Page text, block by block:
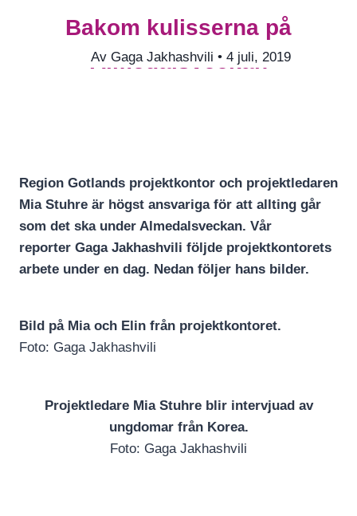
Bakom kulisserna på
Almedalsveckan
Av Gaga Jakhashvili • 4 juli, 2019
Region Gotlands projektkontor och projektledaren
Mia Stuhre är högst ansvariga för att allting går
som det ska under Almedalsveckan. Vår
reporter Gaga Jakhashvili följde projektkontorets
arbete under en dag. Nedan följer hans bilder.
Bild på Mia och Elin från projektkontoret.
Foto: Gaga Jakhashvili
Projektledare Mia Stuhre blir intervjuad av
ungdomar från Korea.
Foto: Gaga Jakhashvili